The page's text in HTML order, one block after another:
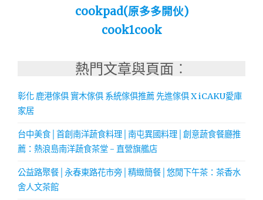
cookpad(原多多開伙)
cook1cook
熱門文章與頁面︰
彰化 鹿港傢俱 實木傢俱 系統傢俱推薦 先進傢俱 X iCAKU愛庫
家居
台中美食│首創南洋蔬食料理│南屯異國料理│創意蔬食餐廳推
薦：熱浪島南洋蔬食茶堂 - 直營旗艦店
公益路聚餐│永春東路花市旁│精緻簡餐│悠閒下午茶：茶香水
舍人文茶館